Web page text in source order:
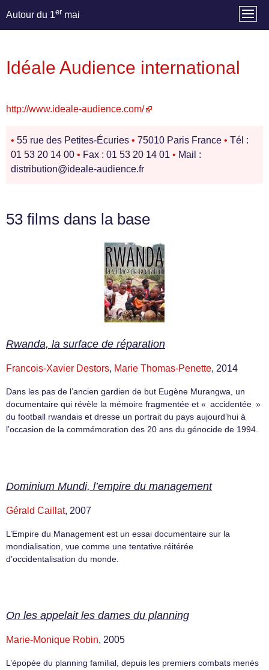
Autour du 1er mai
Idéale Audience international
http://www.ideale-audience.com/
• 55 rue des Petites-Écuries • 75010 Paris France • Tél :
01 53 20 14 00 • Fax : 01 53 20 14 01 • Mail :
distribution@ideale-audience.fr
53 films dans la base
Rwanda, la surface de réparation
Francois-Xavier Destors, Marie Thomas-Penette, 2014
Dans les pas de l’ancien gardien de but Eugène Murangwa, un
documentaire qui révèle la mémoire fragmentée et « accidentée »
du football rwandais et dresse un portrait du pays aujourd’hui à
l’occasion de la commémoration des 20 ans du génocide de 1994.
Dominium Mundi, l’empire du management
Gérald Caillat, 2007
L’Empire du Management est un essai documentaire sur la
mondialisation, vue comme une tentative réitérée
d’occidentalisation du monde.
On les appelait les dames du planning
Marie-Monique Robin, 2005
L’épopée du planning familial, depuis les premiers combats menés